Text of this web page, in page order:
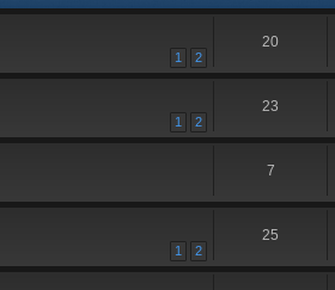
1 2
20
1 2
23
7
1 2
25